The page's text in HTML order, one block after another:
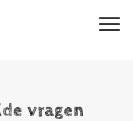
vragen